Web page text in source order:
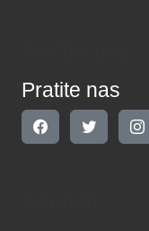
Pratite nas